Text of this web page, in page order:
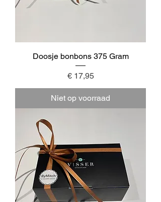
Doosje bonbons 375 Gram
Prijs
€ 17,95
Niet op voorraad